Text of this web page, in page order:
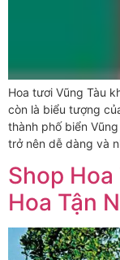
Hoa tươi Vũng Tàu
còn là biểu tượng
thành phố biển
trở nên dễ dàng và
Shop Hoa
Hoa Tận